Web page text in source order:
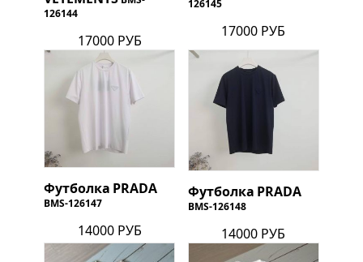
126144
17000 РУБ
126145
17000 РУБ
Футболка PRADA
BMS-126147
14000 РУБ
Футболка PRADA
BMS-126148
14000 РУБ